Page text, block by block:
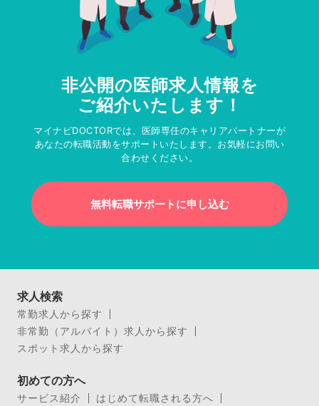
非公開の医師求人情報を
ご紹介いたします！
マイナビDOCTORでは、医師専任のキャリアパートナーが
あなたの転職活動をサポートいたします。お気軽にお問い
合わせください。
無料転職サポートに申し込む
求人検索
常勤求人から探す
非常勤（アルバイト）求人から探す
スポット求人から探す
初めての方へ
サービス紹介
はじめて転職される方へ